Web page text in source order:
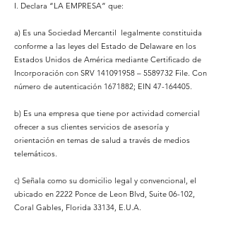
I. Declara “LA EMPRESA” que:
a) Es una Sociedad Mercantil legalmente constituida
conforme a las leyes del Estado de Delaware en los
Estados Unidos de América mediante Certificado de
Incorporación con SRV 141091958 – 5589732 File. Con
número de autenticación 1671882; EIN 47-164405.
b) Es una empresa que tiene por actividad comercial
ofrecer a sus clientes servicios de asesoría y
orientación en temas de salud a través de medios
telemáticos.
c) Señala como su domicilio legal y convencional, el
ubicado en 2222 Ponce de Leon Blvd, Suite 06-102,
Coral Gables, Florida 33134, E.U.A.